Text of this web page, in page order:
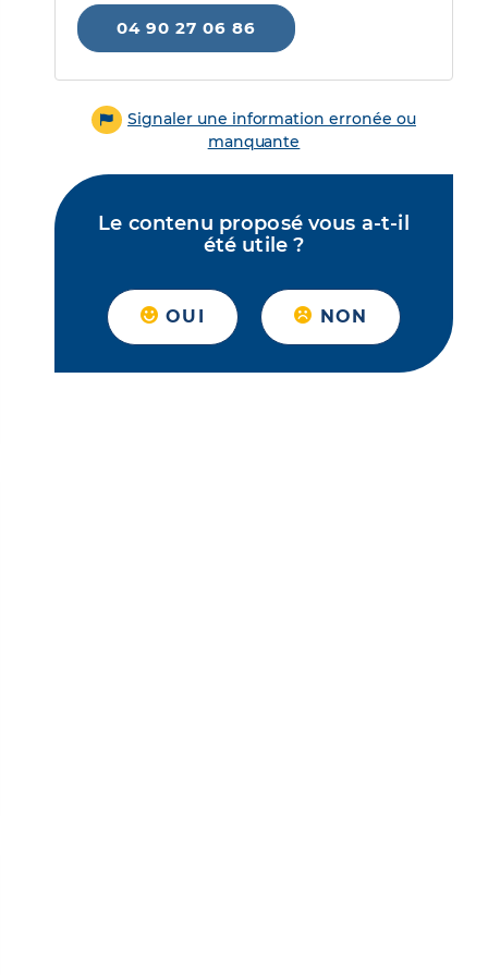
04 90 27 06 86
Signaler une information erronée ou
manquante
Le contenu proposé vous a-t-il
été utile ?
OUI NON